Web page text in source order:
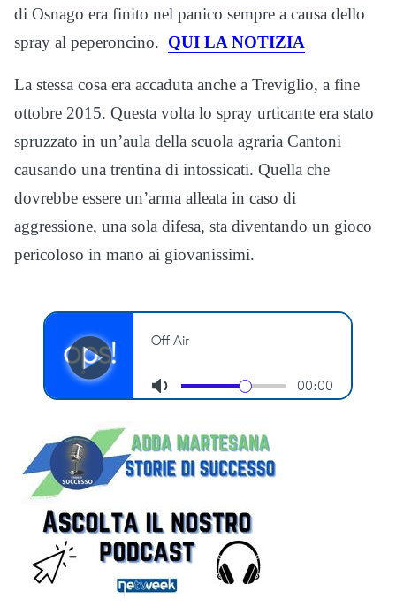
di Osnago era finito nel panico sempre a causa dello
spray al peperoncino. QUI LA NOTIZIA
La stessa cosa era accaduta anche a Treviglio, a fine
ottobre 2015. Questa volta lo spray urticante era stato
spruzzato in un’aula della scuola agraria Cantoni
causando una trentina di intossicati. Quella che
dovrebbe essere un’arma alleata in caso di
aggressione, una sola difesa, sta diventando un gioco
pericoloso in mano ai giovanissimi.